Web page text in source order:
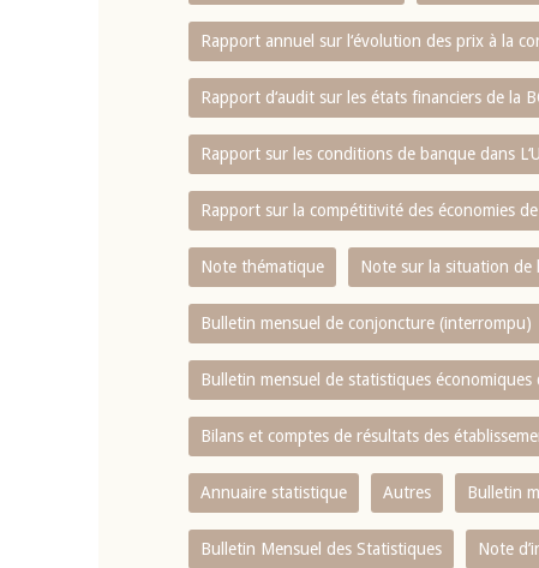
Rapport annuel sur l‘évolution des prix à la
Rapport d‘audit sur les états financiers de la
Rapport sur les conditions de banque dans
Rapport sur la compétitivité des économies de
Note thématique Note sur la situation de
Bulletin mensuel de conjoncture (interrompu)
Bulletin mensuel de statistiques économiques
Bilans et comptes de résultats des
Annuaire statistique Autres Bulletin
Bulletin Mensuel des Statistiques Note